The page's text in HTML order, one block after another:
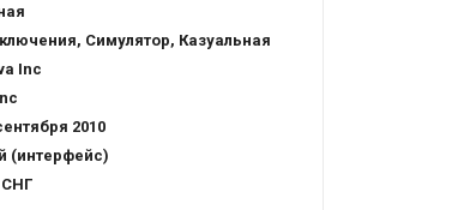
Симулятор, Казуальная
Inc
2010
(интерфейс)
СНГ